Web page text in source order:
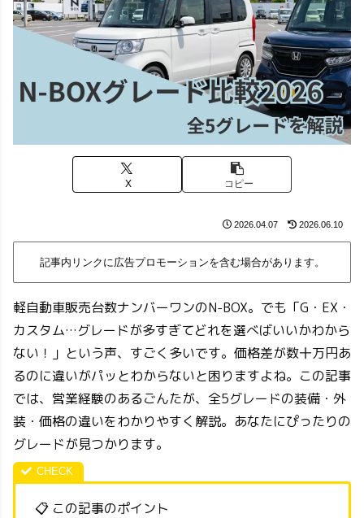
X コピー
2026.04.07 2026.06.10
記事内リンクに広告プロモーションを含む場合があります。
軽自動車販売台数ナンバーワンのN-BOX。でも「G・EX・
カスタム…グレードが多すぎてどれを選べばいいかわから
ない！」という声、すごく多いです。価格差が数十万円あ
るのに違いがパッとわからないと困りますよね。この記事
では、営業経験のあるごんたが、全5グレードの装備・外
装・価格の違いをわかりやすく解説。あなたにぴったりの
グレードが見つかります。
📋 この記事のポイント